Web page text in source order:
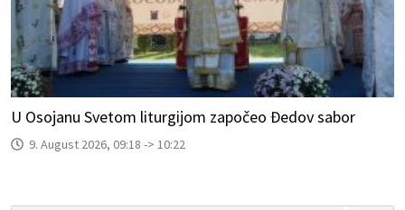
U Osojanu Svetom liturgijom započeo Đedov sabor
9. August 2026, 09:18 -> 10:22